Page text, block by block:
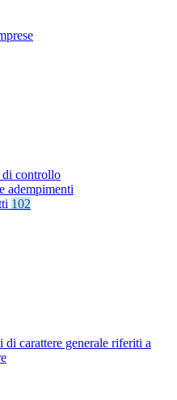
controllo
adempimenti
102
di carattere generale riferiti a